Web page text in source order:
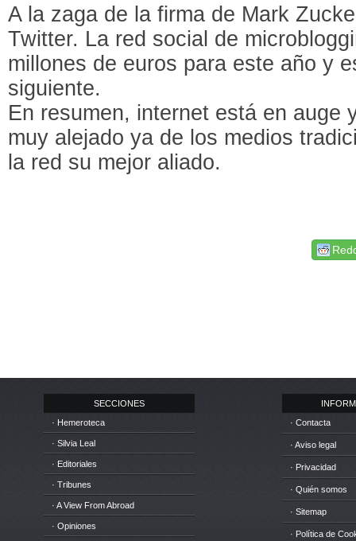
A la zaga de la firma de Mark
Twitter. La red social de
millones de euros para este año y
siguiente.
En resumen, internet está en auge
muy alejado ya de los medios
la red su mejor aliado.
SECCIONES
· Hemeroteca
· Silvia Leal
· Editoriales
· Tribunes
· A View From Abroad
· Opiniones
· Contacta
· Aviso legal
· Privacidad
· Quién somos
· Sitemap
· Política de